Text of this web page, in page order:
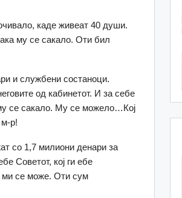
каде живеат 40 души.
му се сакало. Оти бил
и службени состаноци.
од кабинетот. И за себе
се сакало. Му се можело…Кој
м-р!
со 1,7 милиони денари за
Советот, кој ги ебе
ми се може. Оти сум